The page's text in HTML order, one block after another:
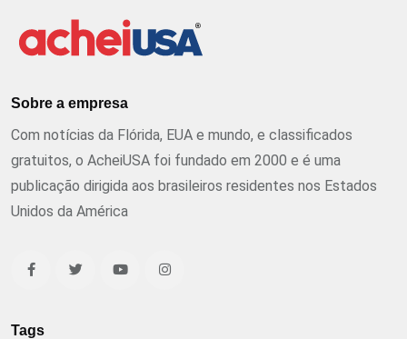
Sobre a empresa
Com notícias da Flórida, EUA e mundo, e classificados
gratuitos, o AcheiUSA foi fundado em 2000 e é uma
publicação dirigida aos brasileiros residentes nos Estados
Unidos da América
Tags